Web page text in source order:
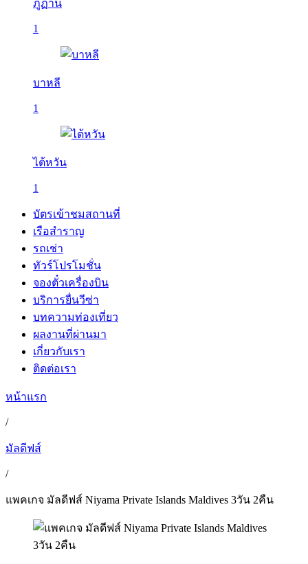
ภูฏาน
1
บาหลี
1
ไต้หวัน
1
บัตรเข้าชมสถานที่
เรือสำราญ
รถเช่า
ทัวร์โปรโมชั่น
จองตั๋วเครื่องบิน
บริการยื่นวีซ่า
บทความท่องเที่ยว
ผลงานที่ผ่านมา
เกี่ยวกับเรา
ติดต่อเรา
หน้าแรก
/
มัลดีฟส์
/
แพคเกจ มัลดีฟส์ Niyama Private Islands Maldives 3วัน 2คืน